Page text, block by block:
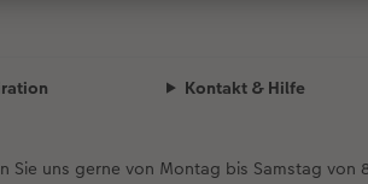
Kontakt & Hilfe
Sie uns gerne von Montag bis Samstag